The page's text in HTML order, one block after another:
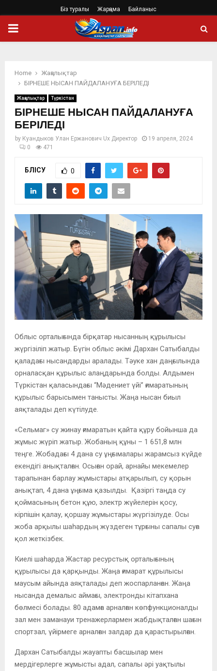
Біз туралы Жарңама Байланыс
PRIMARY
Home
Жаңалықтар
БІРНЕШЕ НЫСАН ПАЙДАЛАНУҒА БЕРІЛЕДІ
Жаңалықтар Түркістан
БІРНЕШЕ НЫСАН ПАЙДАЛАНУҒА
БЕРІЛЕДІ
by Куандыков Улан Ержанович Ux Директор
19 апреля, 2024
0
471
БӨЛІСУ 0
Облыс орталығында бірқатар нысанның құрылысы
жүргізіліп жатыр. Бүгін облыс әкімі Дархан Сатыбалды
қаладағы нысандарды аралады. Тәуке хан даңғылында
орналасқан құрылыс алаңдарында болды. Алдымен
Түркістан қаласындағы “Мәдениет үйі” ғимаратының
құрылыс барысымен танысты. Жаңа нысан биыл
аяқталады деп күтілуде.
«Сельмаг» су жинау ғимаратын қайта құру бойынша да
жұмыс жүріп жатыр. Жобаның құны – 1 651,8 млн
теңге. Жобадағы 4 дана су ұңғымалары жарамсыз күйде
екендігі анықталған. Осыған орай, арнайы мекемелер
тарапынан барлау жұмыстары атқарылып, су қорын
анықтап, 4 дана ұңғыма қазылды. Қазіргі таңда су
қоймасының бетон құю, электр жүйелерін қосу,
кірпішін қалау, қоршау жұмыстары жүргізілуде. Осы
жоба арқылы шаһардың жүздеген тұрғыны сапалы суға
қол жеткізбек.
Киелі шаһарда Жастар ресурстық орталығының
құрылысы да қарқынды. Жаңа ғимарат құрылысы
маусым айында аяқталады деп жоспарланған. Жаңа
нысанда демалыс аймағы, электронды кітапхана
бөлмесі болады. 80 адамға арналған көпфункционалды
зал мен заманауи тренажерлармен жабдықталған шағын
спортзал, үйірмеге арналған залдар да қарастырылған.
Дархан Сатыбалды жауапты басшылар мен
мердігерлерге жұмысты адал, сапалы әрі уақтылы